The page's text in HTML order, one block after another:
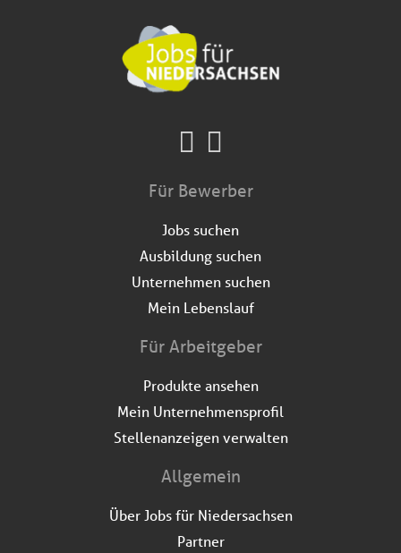
Für Bewerber
Jobs suchen
Ausbildung suchen
Unternehmen suchen
Mein Lebenslauf
Für Arbeitgeber
Produkte ansehen
Mein Unternehmensprofil
Stellenanzeigen verwalten
Allgemein
Über Jobs für Niedersachsen
Partner